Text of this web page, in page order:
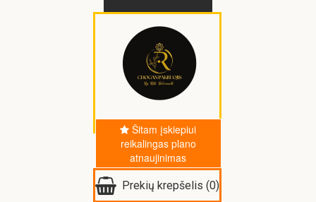
Šitam įskiepiui
reikalingas plano
atnaujinimas
 Prekių krepšelis (0)